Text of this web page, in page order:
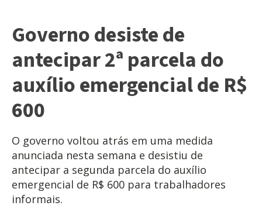
Governo desiste de
antecipar 2ª parcela do
auxílio emergencial de R$
600
O governo voltou atrás em uma medida
anunciada nesta semana e desistiu de
antecipar a segunda parcela do auxílio
emergencial de R$ 600 para trabalhadores
informais.